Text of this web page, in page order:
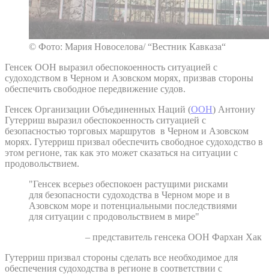
© Фото: Мария Новоселова/ “Вестник Кавказа“
Генсек ООН выразил обеспокоенность ситуацией с
судоходством в Черном и Азовском морях, призвав стороны
обеспечить свободное передвижение судов.
Генсек Организации Объединенных Наций (ООН) Антониу
Гутерриш выразил обеспокоенность ситуацией с
безопасностью торговых маршрутов в Черном и Азовском
морях. Гутерриш призвал обеспечить свободное судоходство в
этом регионе, так как это может сказаться на ситуации с
продовольствием.
"Генсек всерьез обеспокоен растущими рисками
для безопасности судоходства в Черном море и в
Азовском море и потенциальными последствиями
для ситуации с продовольствием в мире"
– представитель генсека ООН Фархан Хак
Гутерриш призвал стороны сделать все необходимое для
обеспечения судоходства в регионе в соответствии с